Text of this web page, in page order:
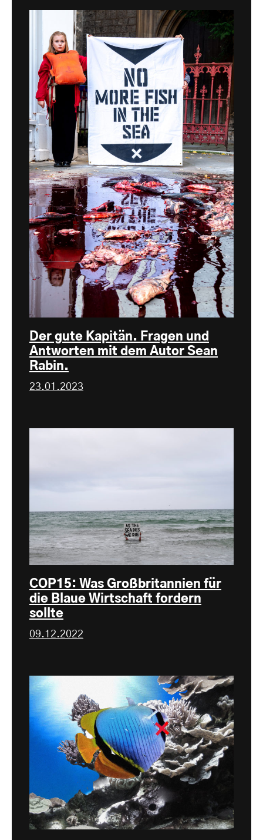
Der gute Kapitän. Fragen und
Antworten mit dem Autor Sean
Rabin.
23.01.2023
COP15: Was Großbritannien für
die Blaue Wirtschaft fordern
sollte
09.12.2022